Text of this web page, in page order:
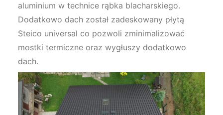
aluminium w technice rąbka blacharskiego.
Dodatkowo dach został zadeskowany płytą
Steico universal co pozwoli zminimalizować
mostki termiczne oraz wygłuszy dodatkowo
dach.